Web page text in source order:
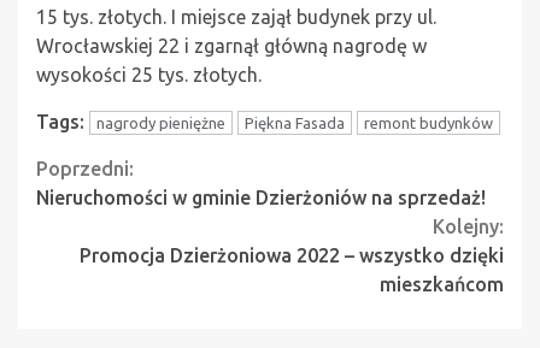
15 tys. złotych. I miejsce zajął budynek przy ul.
Wrocławskiej 22 i zgarnął główną nagrodę w
wysokości 25 tys. złotych.
Tags: nagrody pieniężne Piękna Fasada remont budynków
Continue
Reading
Poprzedni:
Nieruchomości w gminie Dzierżoniów na sprzedaż!
Kolejny:
Promocja Dzierżoniowa 2022 – wszystko dzięki
mieszkańcom